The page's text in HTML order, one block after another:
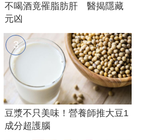
不喝酒竟罹脂肪肝 醫揭隱藏
元凶
豆漿不只美味！營養師推大豆1
成分超護腦